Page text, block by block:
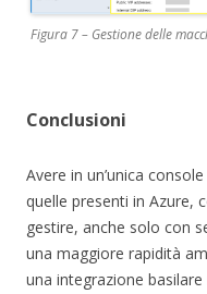
Figura 7 – Gestione delle
Conclusioni
Avere in un’unica
quelle presenti in Azure,
gestire, anche solo con
una maggiore rapidità
una integrazione